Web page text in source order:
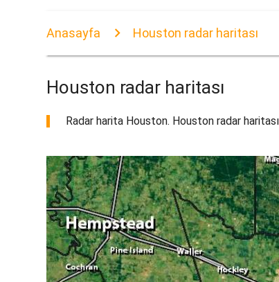
Anasayfa Houston radar haritası
Houston radar haritası
Radar harita Houston. Houston radar